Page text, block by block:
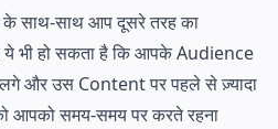
साथ-साथ आप दूसरे तरह का
भी हो सकता है कि आपके Audience
और उस Content पर पहले से ज़्यादा
आपको समय-समय पर करते रहना